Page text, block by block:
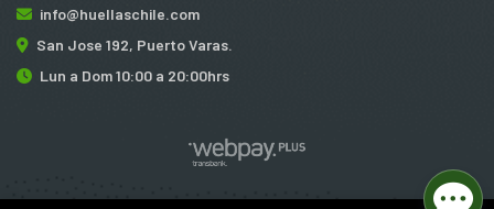
info@huellaschile.com
San Jose 192, Puerto Varas.
Lun a Dom 10:00 a 20:00hrs